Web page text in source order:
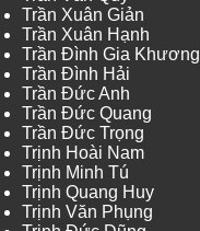
Trần Xuân Giản
Trần Xuân Hạnh
Trần Đình Gia Khương
Trần Đình Hải
Trần Đức Anh
Trần Đức Quang
Trần Đức Trọng
Trịnh Hoài Nam
Trịnh Minh Tú
Trịnh Quang Huy
Trịnh Văn Phụng